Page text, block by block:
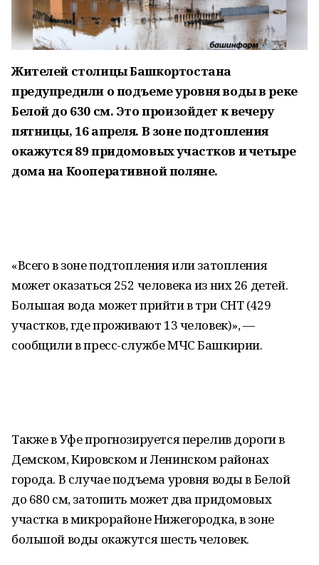
Жителей столицы Башкортостана
предупредили о подъеме уровня воды в реке
Белой до 630 см. Это произойдет к вечеру
пятницы, 16 апреля. В зоне подтопления
окажутся 89 придомовых участков и четыре
дома на Кооперативной поляне.
«Всего в зоне подтопления или затопления
может оказаться 252 человека из них 26 детей.
Большая вода может прийти в три СНТ (429
участков, где проживают 13 человек)», —
сообщили в пресс-службе МЧС Башкирии.
Также в Уфе прогнозируется перелив дороги в
Демском, Кировском и Ленинском районах
города. В случае подъема уровня воды в Белой
до 680 см, затопить может два придомовых
участка в микрорайоне Нижегородка, в зоне
большой воды окажутся шесть человек.